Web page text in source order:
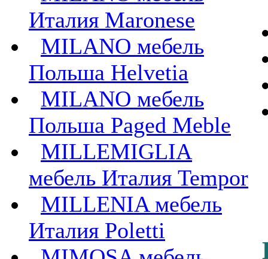
Италия Maronese
MILANO мебель
Польша Helvetia
MILANO мебель
Польша Paged Meble
MILLEMIGLIA
мебель Италия Tempor
MILLENIA мебель
Италия Poletti